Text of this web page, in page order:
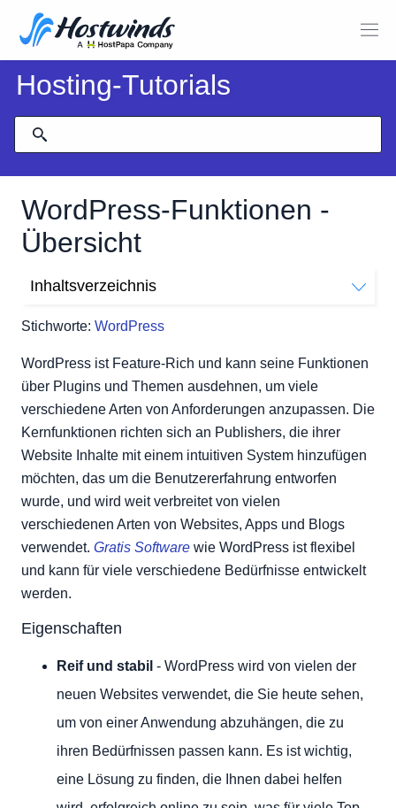
Hosting-Tutorials
WordPress-Funktionen -
Übersicht
Stichworte: WordPress
Inhaltsverzeichnis
WordPress ist Feature-Rich und kann seine Funktionen
über Plugins und Themen ausdehnen, um viele
verschiedene Arten von Anforderungen anzupassen. Die
Kernfunktionen richten sich an Publishers, die ihrer
Website Inhalte mit einem intuitiven System hinzufügen
möchten, das um die Benutzererfahrung entworfen
wurde, und wird weit verbreitet von vielen
verschiedenen Arten von Websites, Apps und Blogs
verwendet. Gratis Software wie WordPress ist flexibel
und kann für viele verschiedene Bedürfnisse entwickelt
werden.
Eigenschaften
Reif und stabil - WordPress wird von vielen der
neuen Websites verwendet, die Sie heute sehen,
um von einer Anwendung abzuhängen, die zu
ihren Bedürfnissen passen kann. Es ist wichtig,
eine Lösung zu finden, die Ihnen dabei helfen